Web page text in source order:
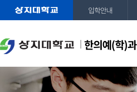
한의예(학)과
입학안내